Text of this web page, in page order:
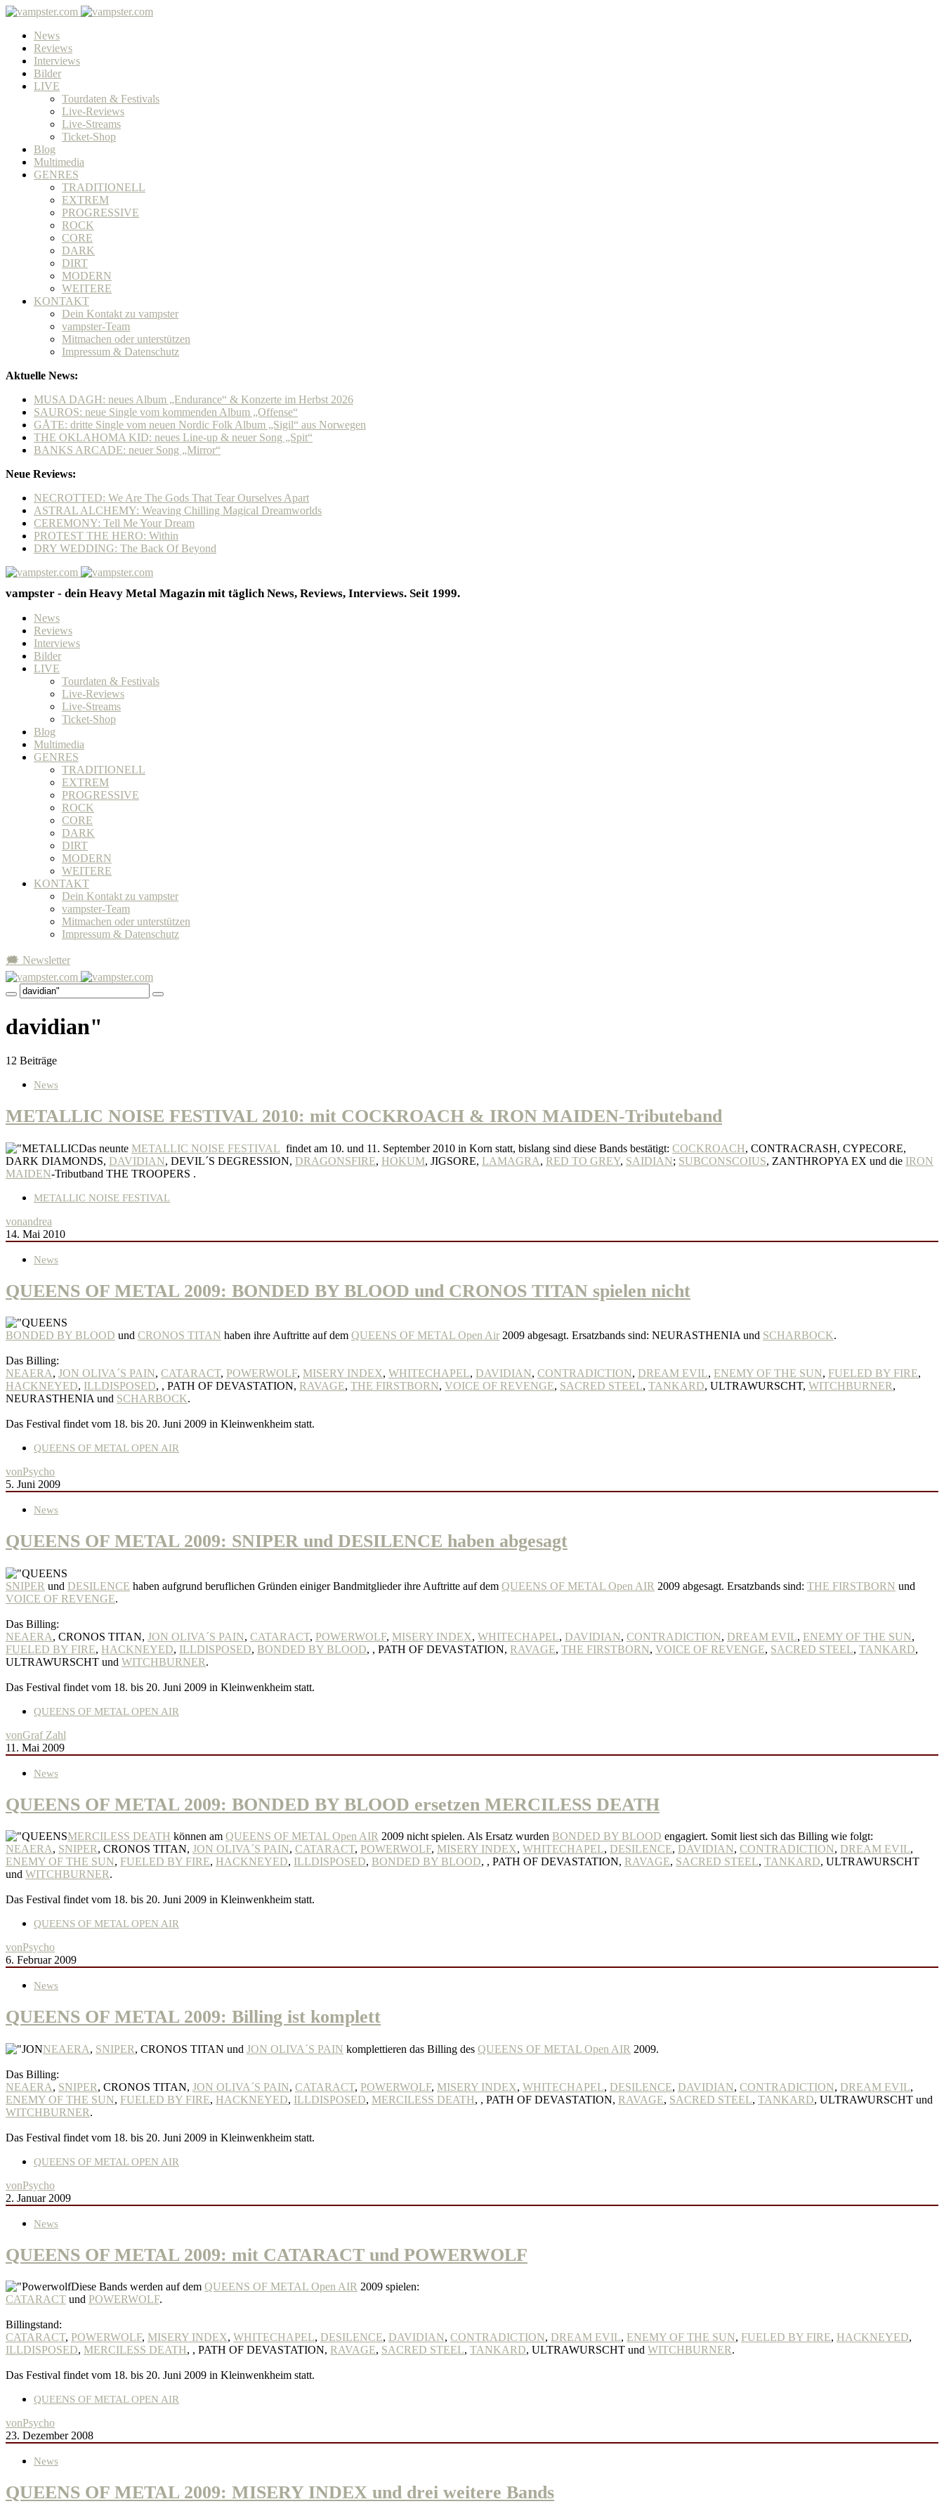
News
Reviews
Interviews
Bilder
LIVE
Tourdaten & Festivals
Live-Reviews
Live-Streams
Ticket-Shop
Blog
Multimedia
GENRES
TRADITIONELL
EXTREM
PROGRESSIVE
ROCK
CORE
DARK
DIRT
MODERN
WEITERE
KONTAKT
Dein Kontakt zu vampster
vampster-Team
Mitmachen oder unterstützen
Impressum & Datenschutz
Aktuelle News:
MUSA DAGH: neues Album „Endurance“ & Konzerte im Herbst 2026
SAUROS: neue Single vom kommenden Album „Offense“
GÅTE: dritte Single vom neuen Nordic Folk Album „Sigil“ aus Norwegen
THE OKLAHOMA KID: neues Line-up & neuer Song „Spit“
BANKS ARCADE: neuer Song „Mirror“
Neue Reviews:
NECROTTED: We Are The Gods That Tear Ourselves Apart
ASTRAL ALCHEMY: Weaving Chilling Magical Dreamworlds
CEREMONY: Tell Me Your Dream
PROTEST THE HERO: Within
DRY WEDDING: The Back Of Beyond
vampster - dein Heavy Metal Magazin mit täglich News, Reviews, Interviews. Seit 1999.
News
Reviews
Interviews
Bilder
LIVE
Tourdaten & Festivals
Live-Reviews
Live-Streams
Ticket-Shop
Blog
Multimedia
GENRES
TRADITIONELL
EXTREM
PROGRESSIVE
ROCK
CORE
DARK
DIRT
MODERN
WEITERE
KONTAKT
Dein Kontakt zu vampster
vampster-Team
Mitmachen oder unterstützen
Impressum & Datenschutz
🗯 Newsletter
davidian"
12 Beiträge
News
METALLIC NOISE FESTIVAL 2010: mit COCKROACH & IRON MAIDEN-Tributeband
Das neunte METALLIC NOISE FESTIVAL findet am 10. und 11. September 2010 in Korn statt, bislang sind diese Bands bestätigt: COCKROACH, CONTRACRASH, CYPECORE,
DARK DIAMONDS, DAVIDIAN, DEVIL´S DEGRESSION, DRAGONSFIRE, HOKUM, JIGSORE, LAMAGRA, RED TO GREY, SAIDIAN; SUBCONSCOIUS, ZANTHROPYA EX und die IRON
MAIDEN-Tributband THE TROOPERS .
METALLIC NOISE FESTIVAL
vonandrea
14. Mai 2010
News
QUEENS OF METAL 2009: BONDED BY BLOOD und CRONOS TITAN spielen nicht
BONDED BY BLOOD und CRONOS TITAN haben ihre Auftritte auf dem QUEENS OF METAL Open Air 2009 abgesagt. Ersatzbands sind: NEURASTHENIA und SCHARBOCK.
Das Billing:
NEAERA, JON OLIVA´S PAIN, CATARACT, POWERWOLF, MISERY INDEX, WHITECHAPEL, DAVIDIAN, CONTRADICTION, DREAM EVIL, ENEMY OF THE SUN, FUELED BY FIRE,
HACKNEYED, ILLDISPOSED, , PATH OF DEVASTATION, RAVAGE, THE FIRSTBORN, VOICE OF REVENGE, SACRED STEEL, TANKARD, ULTRAWURSCHT, WITCHBURNER,
NEURASTHENIA und SCHARBOCK.
Das Festival findet vom 18. bis 20. Juni 2009 in Kleinwenkheim statt.
QUEENS OF METAL OPEN AIR
vonPsycho
5. Juni 2009
News
QUEENS OF METAL 2009: SNIPER und DESILENCE haben abgesagt
SNIPER und DESILENCE haben aufgrund beruflichen Gründen einiger Bandmitglieder ihre Auftritte auf dem QUEENS OF METAL Open AIR 2009 abgesagt. Ersatzbands sind: THE FIRSTBORN und
VOICE OF REVENGE.
Das Billing:
NEAERA, CRONOS TITAN, JON OLIVA´S PAIN, CATARACT, POWERWOLF, MISERY INDEX, WHITECHAPEL, DAVIDIAN, CONTRADICTION, DREAM EVIL, ENEMY OF THE SUN,
FUELED BY FIRE, HACKNEYED, ILLDISPOSED, BONDED BY BLOOD, , PATH OF DEVASTATION, RAVAGE, THE FIRSTBORN, VOICE OF REVENGE, SACRED STEEL, TANKARD,
ULTRAWURSCHT und WITCHBURNER.
Das Festival findet vom 18. bis 20. Juni 2009 in Kleinwenkheim statt.
QUEENS OF METAL OPEN AIR
vonGraf Zahl
11. Mai 2009
News
QUEENS OF METAL 2009: BONDED BY BLOOD ersetzen MERCILESS DEATH
MERCILESS DEATH können am QUEENS OF METAL Open AIR 2009 nicht spielen. Als Ersatz wurden BONDED BY BLOOD engagiert. Somit liest sich das Billing wie folgt:
NEAERA, SNIPER, CRONOS TITAN, JON OLIVA´S PAIN, CATARACT, POWERWOLF, MISERY INDEX, WHITECHAPEL, DESILENCE, DAVIDIAN, CONTRADICTION, DREAM EVIL,
ENEMY OF THE SUN, FUELED BY FIRE, HACKNEYED, ILLDISPOSED, BONDED BY BLOOD, , PATH OF DEVASTATION, RAVAGE, SACRED STEEL, TANKARD, ULTRAWURSCHT
und WITCHBURNER.
Das Festival findet vom 18. bis 20. Juni 2009 in Kleinwenkheim statt.
QUEENS OF METAL OPEN AIR
vonPsycho
6. Februar 2009
News
QUEENS OF METAL 2009: Billing ist komplett
NEAERA, SNIPER, CRONOS TITAN und JON OLIVA´S PAIN komplettieren das Billing des QUEENS OF METAL Open AIR 2009.
Das Billing:
NEAERA, SNIPER, CRONOS TITAN, JON OLIVA´S PAIN, CATARACT, POWERWOLF, MISERY INDEX, WHITECHAPEL, DESILENCE, DAVIDIAN, CONTRADICTION, DREAM EVIL,
ENEMY OF THE SUN, FUELED BY FIRE, HACKNEYED, ILLDISPOSED, MERCILESS DEATH, , PATH OF DEVASTATION, RAVAGE, SACRED STEEL, TANKARD, ULTRAWURSCHT und
WITCHBURNER.
Das Festival findet vom 18. bis 20. Juni 2009 in Kleinwenkheim statt.
QUEENS OF METAL OPEN AIR
vonPsycho
2. Januar 2009
News
QUEENS OF METAL 2009: mit CATARACT und POWERWOLF
Diese Bands werden auf dem QUEENS OF METAL Open AIR 2009 spielen:
CATARACT und POWERWOLF.
Billingstand:
CATARACT, POWERWOLF, MISERY INDEX, WHITECHAPEL, DESILENCE, DAVIDIAN, CONTRADICTION, DREAM EVIL, ENEMY OF THE SUN, FUELED BY FIRE, HACKNEYED,
ILLDISPOSED, MERCILESS DEATH, , PATH OF DEVASTATION, RAVAGE, SACRED STEEL, TANKARD, ULTRAWURSCHT und WITCHBURNER.
Das Festival findet vom 18. bis 20. Juni 2009 in Kleinwenkheim statt.
QUEENS OF METAL OPEN AIR
vonPsycho
23. Dezember 2008
News
QUEENS OF METAL 2009: MISERY INDEX und drei weitere Bands